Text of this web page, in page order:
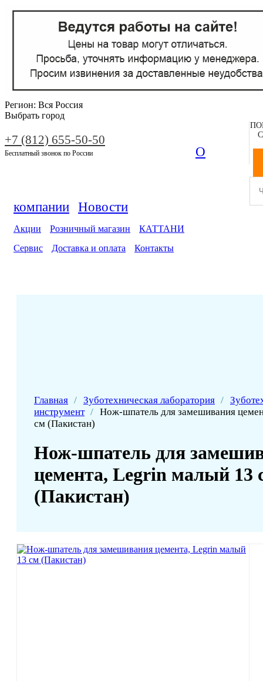
Регион: Вся Россия
Выбрать город
+7 (812) 655-50-50
Бесплатный звонок по России О
компании Новости
Акции Розничный магазин
КАТТАНИ
Сервис
Доставка и оплата Контакты
Главная / Зуботехническая лаборатория /
инструмент / Нож-шпатель для замешивания
см (Пакистан)
Нож-шпатель для
цемента, Legrin малый 13
(Пакистан)